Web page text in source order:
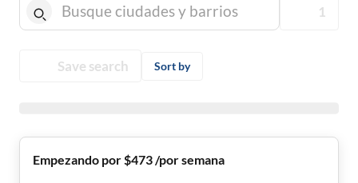
1
Save search Sort by
Empezando por $473 /por semana